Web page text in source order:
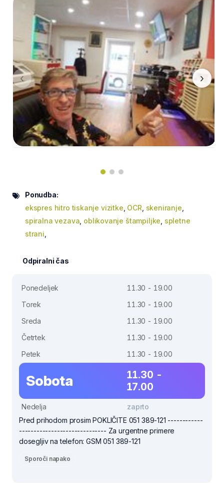
‹ ›
Ponudba:
ekspres hitro tiskanje vizitke OCR skeniranje
spiralna vezava oblikovanje štampiljke spletne
strani
Odpiralni čas
Ponedeljek
11.30 - 19.00
Torek
11.30 - 19.00
Sreda
11.30 - 19.00
Četrtek
11.30 - 19.00
Petek
11.30 - 19.00
Sobota
11.30 -
17.00
Nedelja
zaprto
Pred prihodom prosim POKLIČITE 051 389-121 ------------
------------------------------ Za urgentne primere
dosegljiv na telefon: GSM 051 389-121
Sporoči napako